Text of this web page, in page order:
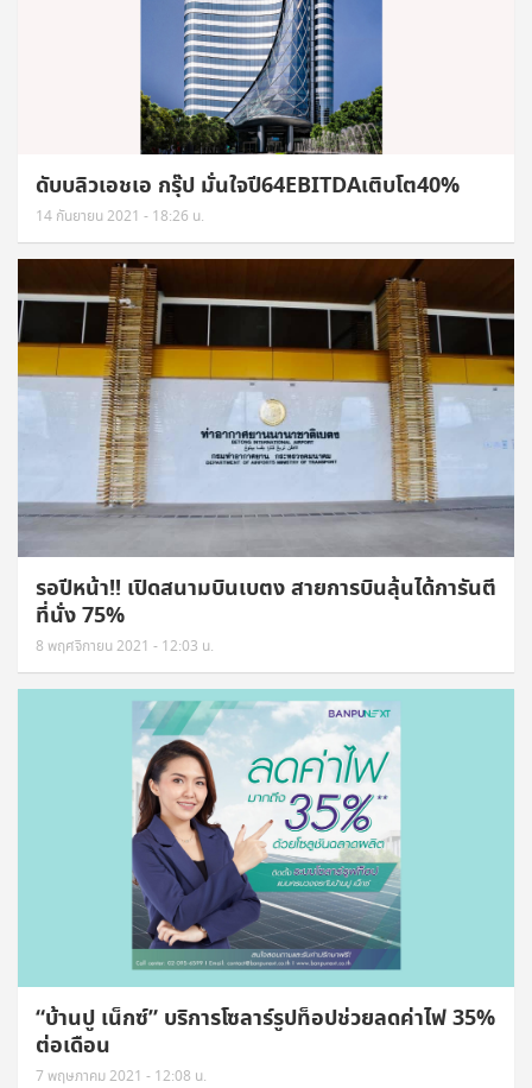
ดับบลิวเอชเอ กรุ๊ป มั่นใจปี64EBITDAเติบโต40%
14 กันยายน 2021 - 18:26 น.
รอปีหน้า!! เปิดสนามบินเบตง สายการบินลุ้นได้การันตี
ที่นั่ง 75%
8 พฤศจิกายน 2021 - 12:03 น.
“บ้านปู เน็กซ์” บริการโซลาร์รูปท็อปช่วยลดค่าไฟ 35%
ต่อเดือน
7 พฤษภาคม 2021 - 12:08 น.